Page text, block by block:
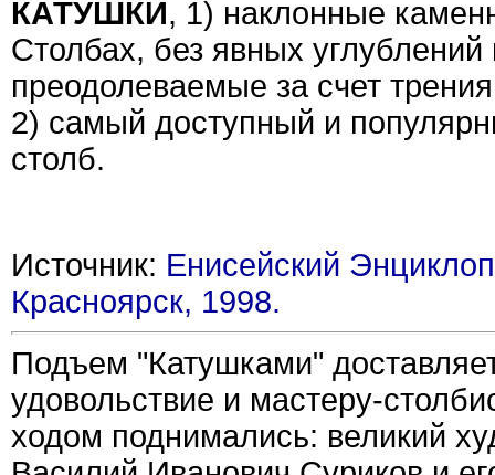
КАТУШКИ, 1) наклонные
Столбах, без явных углублений
преодолеваемые за счет
2) самый доступный и
столб.
Источник: Енисейский
Красноярск, 1998.
Подъем "Катушками"
удовольствие и мастеру-
ходом поднимались: великий